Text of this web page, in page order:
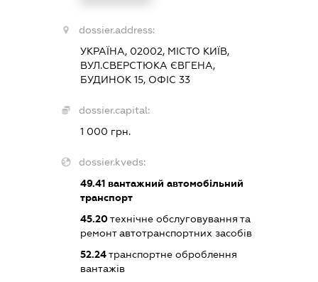
dossier.address:
УКРАЇНА, 02002, МІСТО КИЇВ,
ВУЛ.СВЕРСТЮКА ЄВГЕНА,
БУДИНОК 15, ОФІС 33
dossier.capital:
1 000 грн.
dossier.kveds:
49.41вантажний автомобільний
транспорт
45.20технічне обслуговування та
ремонт автотранспортних засобів
52.24транспортне оброблення
вантажів